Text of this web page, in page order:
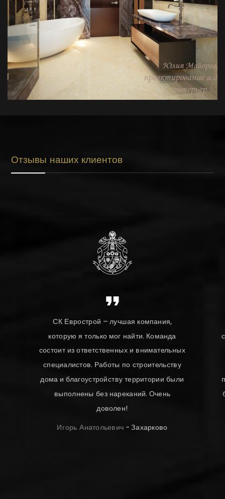
Отзывы наших клиентов
На протяжении всего периода
сотрудничества компания «СК Еврострой»
проявила себя в качестве надежного
партнера. Специалисты компании –
профессионалы с большой буквы! Работа
была выполнена очень аккуратно, ребята
учли все детали. Выражаем
благодарность и желаем организации